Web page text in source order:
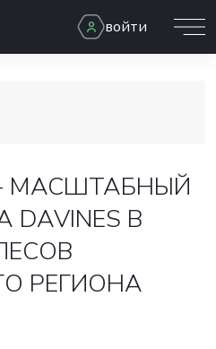
войти
МАСШТАБНЫЙ
В
РЕГИОНА